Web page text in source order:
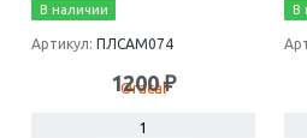
В наличии
Артикул: ПЛСАМ074
1200 ₽
В